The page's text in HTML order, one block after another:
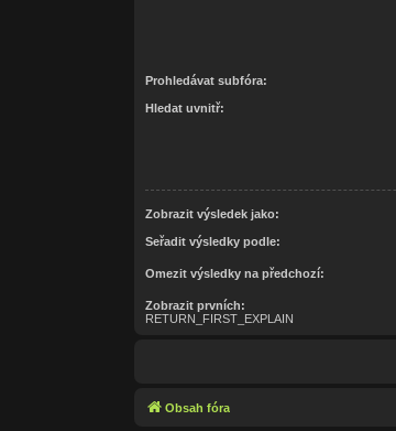
Prohledávat subfóra:
Hledat uvnitř:
Zobrazit výsledek jako:
Seřadit výsledky podle:
Omezit výsledky na předchozí:
Zobrazit prvních:
RETURN_FIRST_EXPLAIN
Obsah fóra